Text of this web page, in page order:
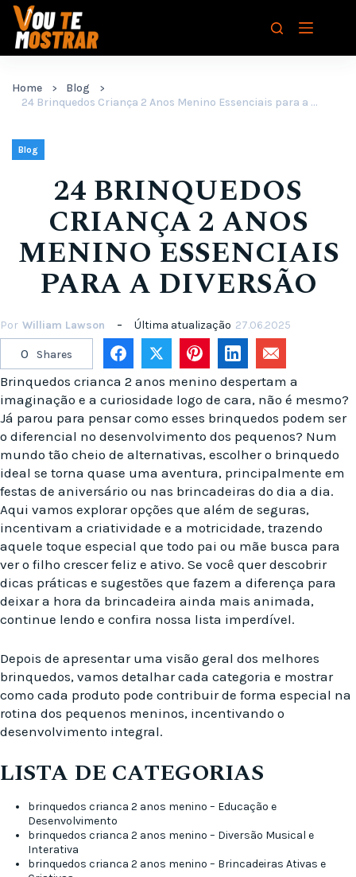
Pular
para
Home
Blog
24 Brinquedos Criança 2 Anos Menino Essenciais para a Diversão
Blog
24 BRINQUEDOS
CRIANÇA 2 ANOS
MENINO ESSENCIAIS
PARA A DIVERSÃO
Por William Lawson Última atualização 27.06.2025
0 Shares
Brinquedos crianca 2 anos menino despertam a
imaginação e a curiosidade logo de cara, não é mesmo?
Já parou para pensar como esses brinquedos podem ser
o diferencial no desenvolvimento dos pequenos? Num
mundo tão cheio de alternativas, escolher o brinquedo
ideal se torna quase uma aventura, principalmente em
festas de aniversário ou nas brincadeiras do dia a dia.
Aqui vamos explorar opções que além de seguras,
incentivam a criatividade e a motricidade, trazendo
aquele toque especial que todo pai ou mãe busca para
ver o filho crescer feliz e ativo. Se você quer descobrir
dicas práticas e sugestões que fazem a diferença para
deixar a hora da brincadeira ainda mais animada,
continue lendo e confira nossa lista imperdível.
Depois de apresentar uma visão geral dos melhores
brinquedos, vamos detalhar cada categoria e mostrar
como cada produto pode contribuir de forma especial na
rotina dos pequenos meninos, incentivando o
desenvolvimento integral.
LISTA DE CATEGORIAS
brinquedos crianca 2 anos menino – Educação e
Desenvolvimento
brinquedos crianca 2 anos menino – Diversão Musical e
Interativa
brinquedos crianca 2 anos menino – Brincadeiras Ativas e